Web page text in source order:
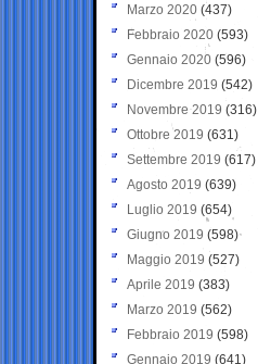
Marzo 2020 (437)
Febbraio 2020 (593)
Gennaio 2020 (596)
Dicembre 2019 (542)
Novembre 2019 (316)
Ottobre 2019 (631)
Settembre 2019 (617)
Agosto 2019 (639)
Luglio 2019 (654)
Giugno 2019 (598)
Maggio 2019 (527)
Aprile 2019 (383)
Marzo 2019 (562)
Febbraio 2019 (598)
Gennaio 2019 (641)